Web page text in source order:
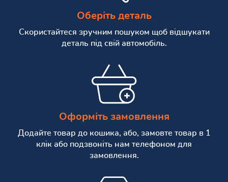
Оберіть деталь
Скористайтеся зручним пошуком щоб відшукати
деталь під свій автомобіль.
Оформіть замовлення
Додайте товар до кошика, або, замовте товар в 1
клік або подзвоніть нам телефоном для
замовлення.